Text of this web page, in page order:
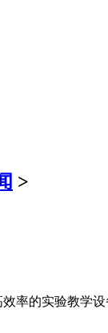
>
效率的实验教学